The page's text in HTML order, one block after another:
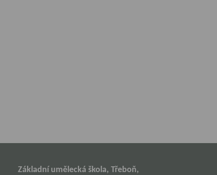
Základní umělecká škola, Třeboň,